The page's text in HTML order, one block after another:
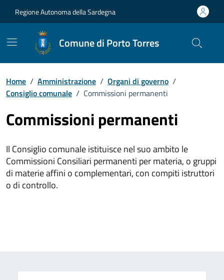
Regione Autonoma della Sardegna
Comune di Porto Torres
Home / Amministrazione / Organi di governo /
Consiglio comunale / Commissioni permanenti
Commissioni permanenti
Il Consiglio comunale istituisce nel suo ambito le
Commissioni Consiliari permanenti per materia, o gruppi
di materie affini o complementari, con compiti istruttori
o di controllo.